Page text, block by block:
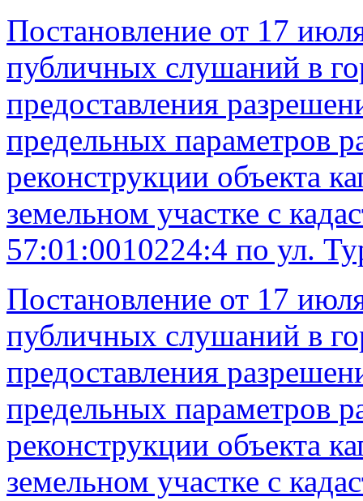
Постановление от 17
публичных слушаний в
предоставления
предельных параметров
реконструкции объекта
земельном участке с
57:01:0010224:4 по ул.
Постановление от 17
публичных слушаний в
предоставления
предельных параметров
реконструкции объекта
земельном участке с